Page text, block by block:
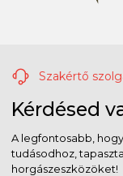
Szakértő
Kérdésed
A legfontosabb,
tudásodhoz,
horgászeszközöket!